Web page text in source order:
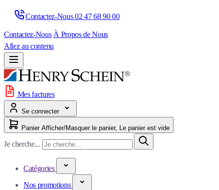
Contactez-Nous 02 47 68 90 00
Contactez-Nous À Propos de Nous
Allez au contenu
Mes factures
Se connecter
Panier Afficher/Masquer le panier, Le panier est vide
Je cherche...
Catégories
Nos promotions